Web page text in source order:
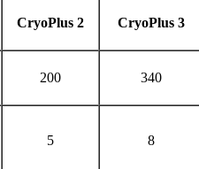
CryoPlus 2 CryoPlus 3
200 340
5 8